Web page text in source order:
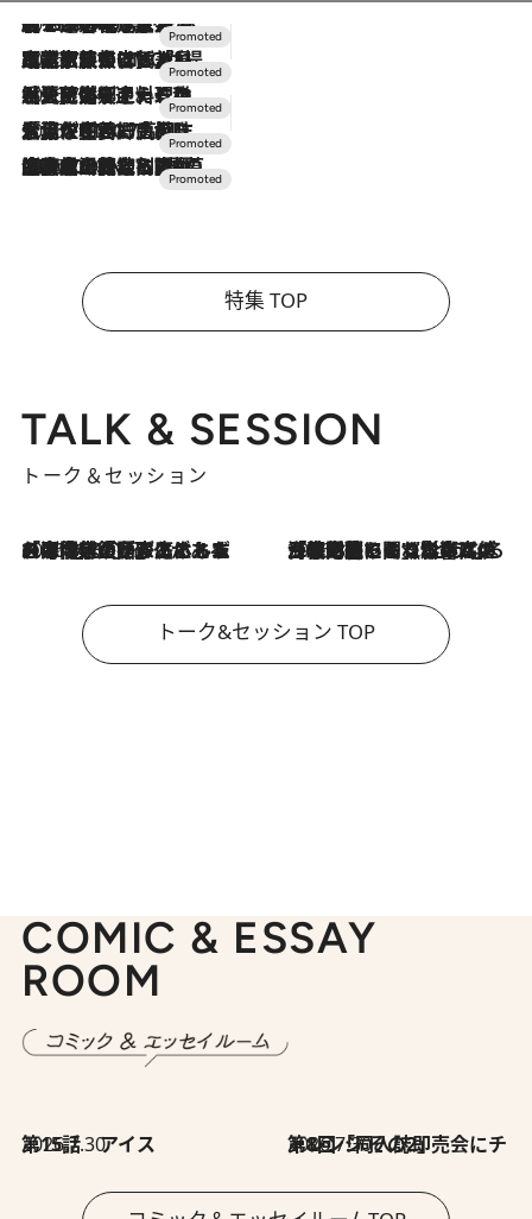
2026.8.7
【トンボの足水浴】ヒノキの香りに包まれて涼感マックス！約13℃の湧水かけ流しを避暑地「星野温泉 トンボの湯」で体験
2026.7.31
【ホテル帰省】という選択肢をOMOが提案。家族とほどよい距離を保つには「昼は実家、夜は気兼ねなくホテルで！」
2026.7.24
【夏限定ディナーコース】旬を迎える稚鮎や花ズッキーニなどをイタリア・トスカーナの郷土料理の手法で満喫！
2026.7.17
「土佐和ハーブかき氷」がOMO7高知に登場！生姜、山椒、大葉など目にも舌にも涼を呼ぶ郷土の味
2026.7.10
NEW OPEN！【界 草津】名湯の地に誕生。趣の異なる2種の温泉と上州ならではの会席・蕎麦割烹など美食を味わう究極の癒やし旅
特集 TOP
TALK & SESSION
トーク＆セッション
2026.8.3
「今後値上げがあるとすれば…」「リスクがあるのは今年の冬」エネルギー専門家が語る、ホルムズ海峡封鎖が家庭にもたらす“ある心配” 2026.8.3
「住宅建てられない…」「サーチャージ料の高値が続いている」ホルムズ海峡封鎖による影響はいつまで続く？《エネルギー専門家に聞く“どうなる日本の暮らし”》
トーク&セッション TOP
COMIC & ESSAY
ROOM
2026.7.30
第15話 アイス 2026.7.30
第8回「同人誌即売会にチャレンジ その2」